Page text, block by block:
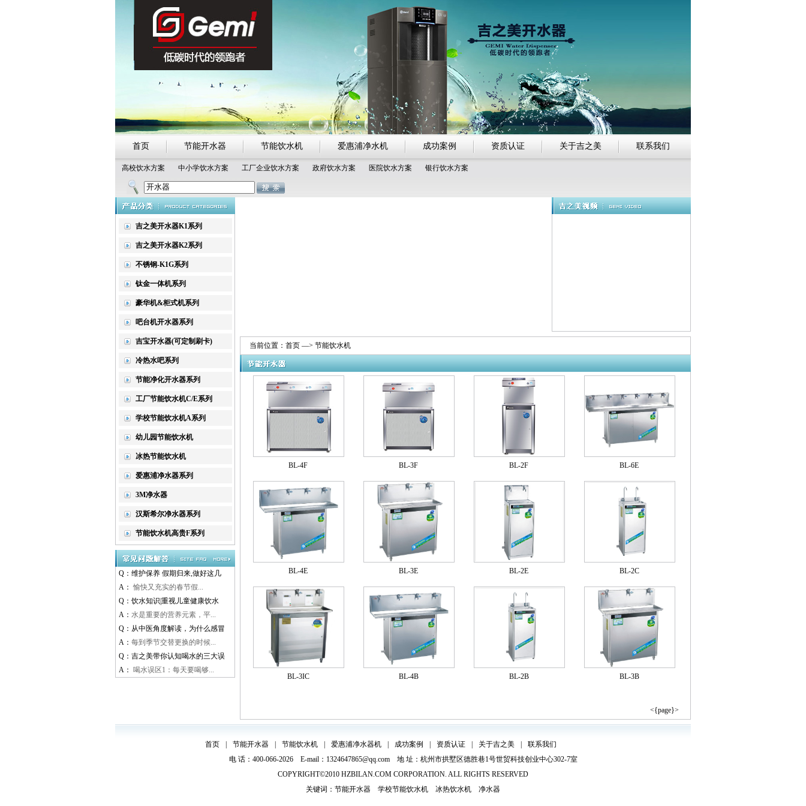
首页 节能开水器 节能饮水机 爱惠浦净水机 成功案例 资质认证 关于吉之美 联系我们
高校饮水方案 中小学饮水方案 工厂企业饮水方案 政府饮水方案 医院饮水方案 银行饮水方案
热点搜索： 吉之美开水器
吉之美开水器K1系列
吉之美开水器K2系列
不锈钢-K1G系列
钛金一体机系列
豪华机&柜式机系列
吧台机开水器系列
吉宝开水器(可定制刷卡)
冷热水吧系列
节能净化开水器系列
工厂节能饮水机C/E系列
学校节能饮水机A系列
幼儿园节能饮水机
冰热节能饮水机
爱惠浦净水器系列
3M净水器
汉斯希尔净水器系列
节能饮水机高贵F系列
Q： 维护保养 假期归来,做好这几
A： 愉快又充实的春节假...
Q： 饮水知识|重视儿童健康饮水
A： 水是重要的营养元素，平...
Q： 从中医角度解读，为什么感冒
A： 每到季节交替更换的时候...
Q： 吉之美带你认知喝水的三大误
A： 喝水误区1：每天要喝够...
当前位置： 首页 —> 节能饮水机
BL-4F BL-3F BL-2F BL-6E
BL-4E BL-3E BL-2E BL-2C
BL-3IC BL-4B BL-2B BL-3B
<{page}>
首页 节能开水器 节能饮水机 爱惠浦净水器机 成功案例 资质认证 关于吉之美
联系我们
电 话：400-066-2026 E-mail：1324647865@qq.com 地 址：杭州市拱墅区德胜巷1号世贸科技创业中心302-7室
COPYRIGHT©2010 HZBILAN.COM CORPORATION. ALL RIGHTS RESERVED
关键词： 节能开水器 学校节能饮水机 冰热饮水机 净水器